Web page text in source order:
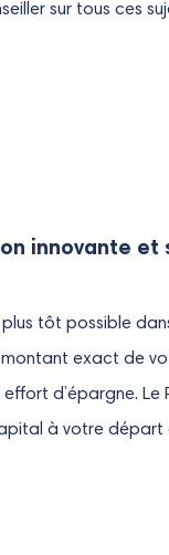
sur tous ces
innovante
plus tôt possible
montant exact de
d’épargne. Le
à votre départ